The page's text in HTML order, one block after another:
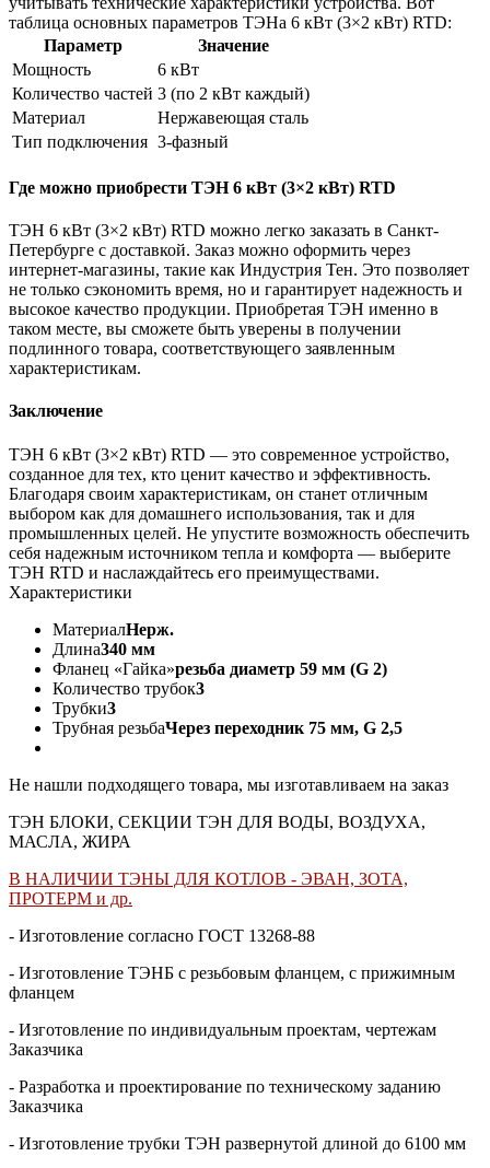
таблица основных параметров ТЭНа 6 кВт (3×2 кВт) RTD:
Параметр
Значение
Мощность
6 кВт
Количество частей 3 (по 2 кВт каждый)
Материал
Нержавеющая сталь
Тип подключения 3-фазный
Где можно приобрести ТЭН 6 кВт (3×2 кВт) RTD
ТЭН 6 кВт (3×2 кВт) RTD можно легко заказать в Санкт-
Петербурге с доставкой. Заказ можно оформить через
интернет-магазины, такие как Индустрия Тен. Это позволяет
не только сэкономить время, но и гарантирует надежность и
высокое качество продукции. Приобретая ТЭН именно в
таком месте, вы сможете быть уверены в получении
подлинного товара, соответствующего заявленным
характеристикам.
Заключение
ТЭН 6 кВт (3×2 кВт) RTD — это современное устройство,
созданное для тех, кто ценит качество и эффективность.
Благодаря своим характеристикам, он станет отличным
выбором как для домашнего использования, так и для
промышленных целей. Не упустите возможность обеспечить
себя надежным источником тепла и комфорта — выберите
ТЭН RTD и наслаждайтесь его преимуществами.
Характеристики
МатериалНерж.
Длина340 мм
Фланец «Гайка»резьба диаметр 59 мм (G 2)
Количество трубок3
Трубки3
Трубная резьбаЧерез переходник 75 мм, G 2,5
Не нашли подходящего товара, мы изготавливаем на заказ
ТЭН БЛОКИ, СЕКЦИИ ТЭН ДЛЯ ВОДЫ, ВОЗДУХА,
МАСЛА, ЖИРА
В НАЛИЧИИ ТЭНЫ ДЛЯ КОТЛОВ - ЭВАН, ЗОТА,
ПРОТЕРМ и др.
- Изготовление согласно ГОСТ 13268-88
- Изготовление ТЭНБ с резьбовым фланцем, с прижимным
фланцем
- Изготовление по индивидуальным проектам, чертежам
Заказчика
- Разработка и проектирование по техническому заданию
Заказчика
- Изготовление трубки ТЭН развернутой длиной до 6100 мм